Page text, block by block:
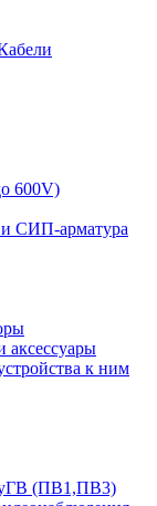
600V)
и СИП-арматура
аксессуары
к ним
(ПВ1,ПВ3)